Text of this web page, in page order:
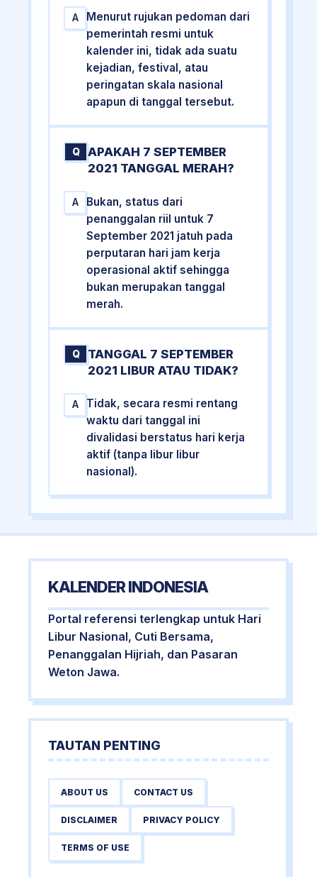
A
Menurut rujukan pedoman dari
pemerintah resmi untuk
kalender ini, tidak ada suatu
kejadian, festival, atau
peringatan skala nasional
apapun di tanggal tersebut.
Q
APAKAH 7 SEPTEMBER
2021 TANGGAL MERAH?
A
Bukan, status dari
penanggalan riil untuk 7
September 2021 jatuh pada
perputaran hari jam kerja
operasional aktif sehingga
bukan merupakan tanggal
merah.
Q
TANGGAL 7 SEPTEMBER
2021 LIBUR ATAU TIDAK?
A
Tidak, secara resmi rentang
waktu dari tanggal ini
divalidasi berstatus hari kerja
aktif (tanpa libur libur
nasional).
KALENDER INDONESIA
Portal referensi terlengkap untuk Hari
Libur Nasional, Cuti Bersama,
Penanggalan Hijriah, dan Pasaran
Weton Jawa.
TAUTAN PENTING
ABOUT US CONTACT US
DISCLAIMER PRIVACY POLICY
TERMS OF USE